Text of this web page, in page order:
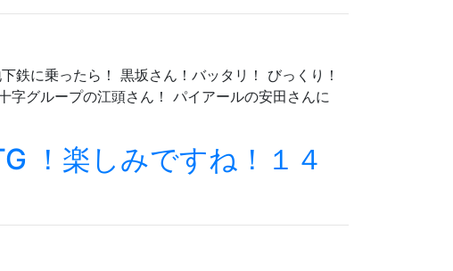
鉄に乗ったら！ 黒坂さん！バッタリ！ びっくり！
字グループの江頭さん！ パイアールの安田さんに
！楽しみですね！１４